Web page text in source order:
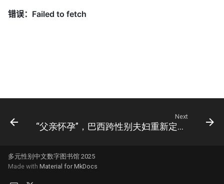
Next
“父亲怀孕”，巴西跨性别夫妇重新定义家庭
多元性别中文数字图书馆 2025
Made with Material for MkDocs